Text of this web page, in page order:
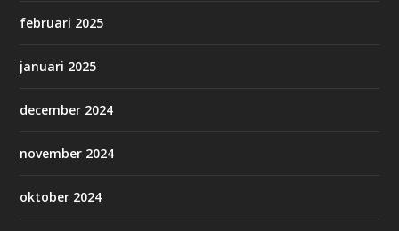
februari 2025
januari 2025
december 2024
november 2024
oktober 2024